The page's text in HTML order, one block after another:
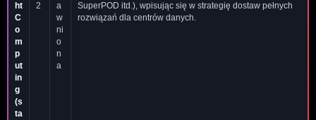
ht
C
o
m
p
ut
in
g
(s
ta
2
a
w
ni
o
n
a
SuperPOD itd.), wpisując się w strategię dostaw pełnych
rozwiązań dla centrów danych.